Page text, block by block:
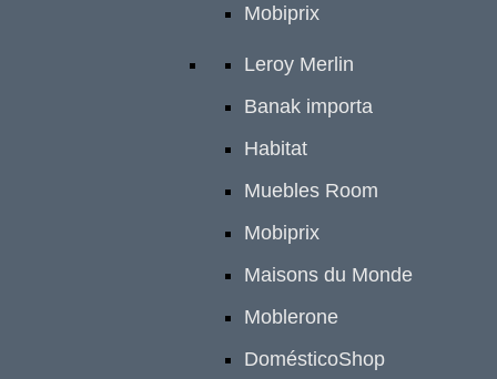
Mobiprix
Leroy Merlin
Banak importa
Habitat
Muebles Room
Mobiprix
Maisons du Monde
Moblerone
DomésticoShop